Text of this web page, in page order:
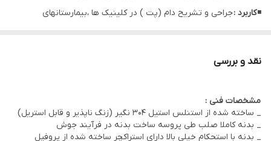
◾کاربرد :جراحی و تشریح دام (پت ) در کلینیک ها ،بیمارستانهای
نقد و بررسی
مشخصات فنی :
_ ساخته شده از استنلس استیل 304 نگیر (زنگ ناپذیر و قابل استریل)
_ بدنه کاملا صلب طی پروسه ساخت بدنه در فرآیند جوش
_ بدنه با استحکام خیلی بالا دارای استراکچر ساخته شده از پروفیل